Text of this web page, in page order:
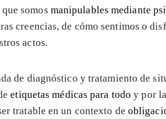
somos manipulables mediante
creencias, de cómo sentimos o
actos.
de diagnóstico y tratamiento de
etiquetas médicas para todo y por
tratable en un contexto de